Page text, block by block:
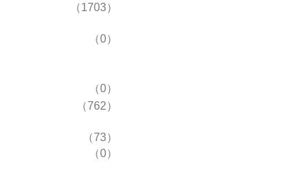
（1703）
（0）
（0）
（762）
（73）
（0）